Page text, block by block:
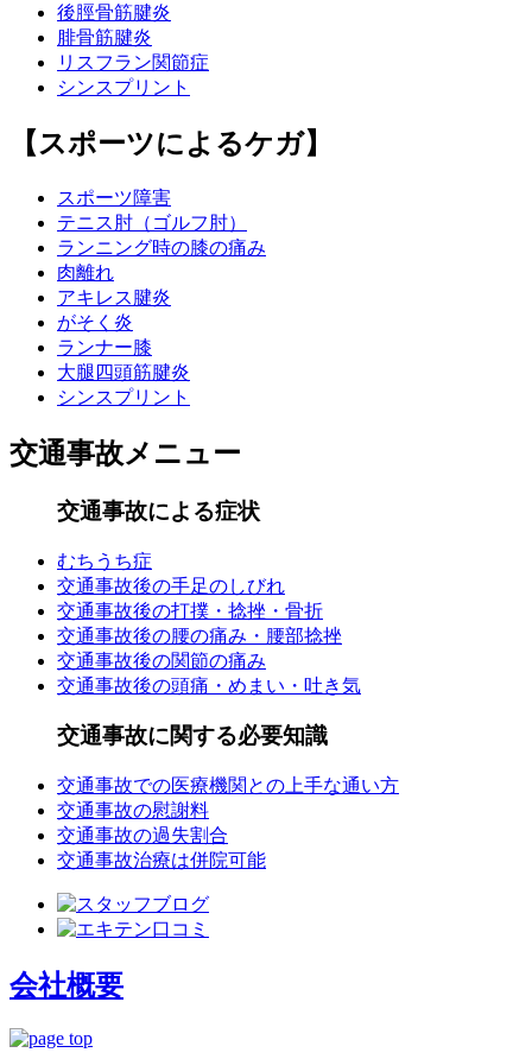
後脛骨筋腱炎
腓骨筋腱炎
リスフラン関節症
シンスプリント
【スポーツによるケガ】
スポーツ障害
テニス肘（ゴルフ肘）
ランニング時の膝の痛み
肉離れ
アキレス腱炎
がそく炎
ランナー膝
大腿四頭筋腱炎
シンスプリント
交通事故メニュー
交通事故による症状
むちうち症
交通事故後の手足のしびれ
交通事故後の打撲・捻挫・骨折
交通事故後の腰の痛み・腰部捻挫
交通事故後の関節の痛み
交通事故後の頭痛・めまい・吐き気
交通事故に関する必要知識
交通事故での医療機関との上手な通い方
交通事故の慰謝料
交通事故の過失割合
交通事故治療は併院可能
会社概要